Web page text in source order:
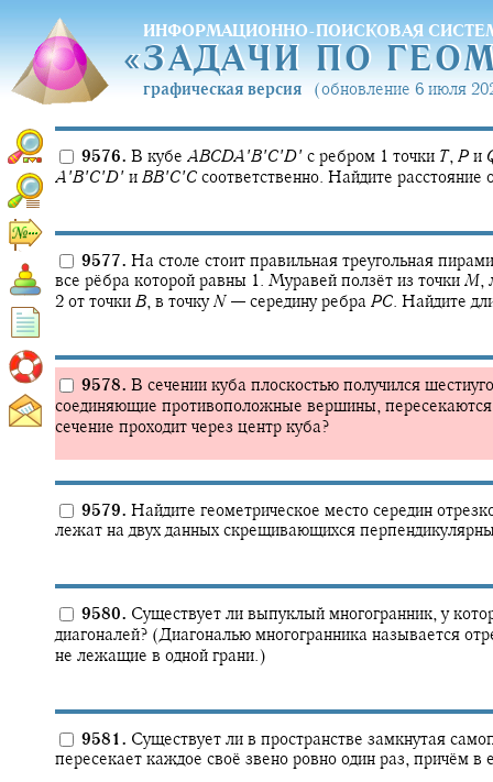
ИНФОРМАЦИОННО-ПОИСКОВАЯ
«ЗАДАЧИ ПО
«ЗАДАЧИ ПО
графическая версия (обновление 6 июля
9576. В кубе ABCDA′B′C′D′ с ребром 1 точки T, P и
A′B′C′D′ и BB′C′C соответственно. Найдите расстояние
9577. На столе стоит правильная треугольная
все рёбра которой равны 1. Муравей ползёт из точки M,
2 от точки B, в точкуN — середину ребра PC. Найдите
9578. В сечении куба плоскостью получился
соединяющие противоположные вершины, пересекаются
сечение проходит через центр куба?
9579. Найдите геометрическое место середин
лежат на двух данных скрещивающихся
9580. Существует ли выпуклый многогранник, у
диагоналей? (Диагональю многогранника называется
не лежащие в одной грани.)
9581. Существует ли в пространстве замкнутая
пересекает каждое своё звено ровно один раз, причём в